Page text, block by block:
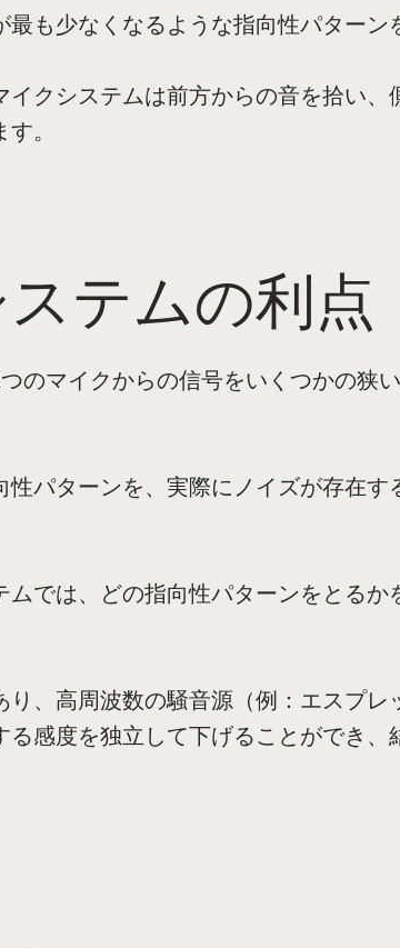
も少なくなるような指向性パターン
クシステムは前方からの音を拾い
。
テムの利点
のマイクからの信号をいくつかの狭
パターンを、実際にノイズが存在
では、どの指向性パターンをとる
、高周波数の騒音源（例：エスプ
感度を独立して下げることができ